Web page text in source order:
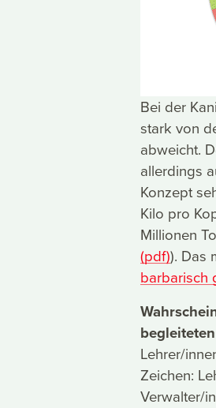
Bei der
stark von
abweicht.
allerdings
Konzept
Kilo pro
Millionen
(pdf)). Das
barbarisch
Lehrer/
Zeichen:
Verwalter/